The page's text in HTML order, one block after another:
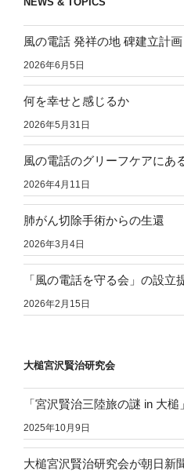
風の電話 発祥の地 碑建立計画
2026年6月5日
何を幸せと感じるか
2026年5月31日
風の電話のグリーフケアにあ
2026年4月11日
肺がん切除手術からの生還
2026年3月4日
「風の電話を守る会」の設立
2026年2月15日
大槌宮沢賢治研究会
「宮沢賢治三陸旅の謎 in 大
2025年10月9日
大槌宮沢賢治研究会が朝日新